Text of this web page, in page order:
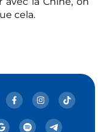
cela.